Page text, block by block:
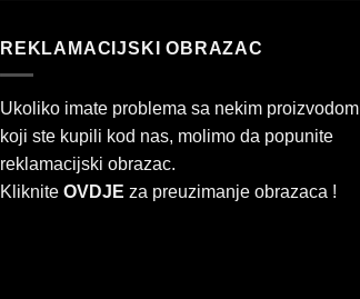
REKLAMACIJSKI OBRAZAC
Ukoliko imate problema sa nekim proizvodom
koji ste kupili kod nas, molimo da popunite
reklamacijski obrazac.
Kliknite OVDJE za preuzimanje obrazaca !